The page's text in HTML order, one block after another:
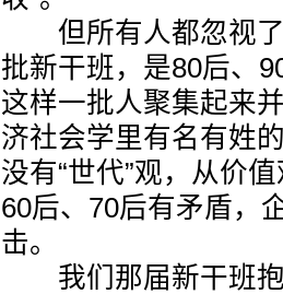
但所有人都忽视了
批新干班，是80后、
这样一批人聚集起来
济社会学里有名有姓
没有“世代”观，从价
60后、70后有矛盾，
击。
我们那届新干班抱